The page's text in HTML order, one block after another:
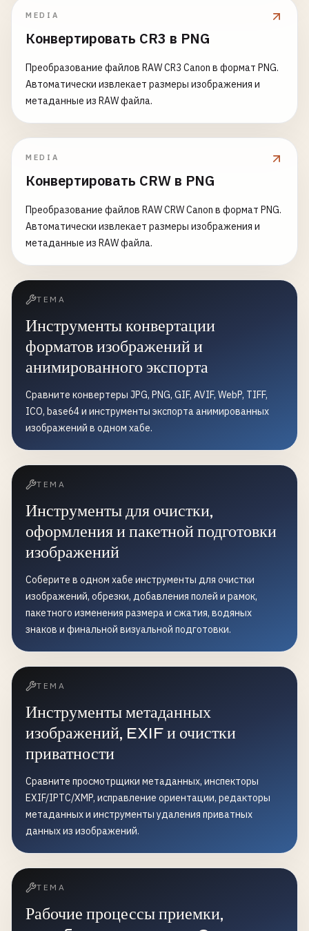
MEDIA
Конвертировать CR3 в PNG
Преобразование файлов RAW CR3 Canon в формат PNG.
Автоматически извлекает размеры изображения и
метаданные из RAW файла.
MEDIA
Конвертировать CRW в PNG
Преобразование файлов RAW CRW Canon в формат PNG.
Автоматически извлекает размеры изображения и
метаданные из RAW файла.
ТЕМА
Инструменты конвертации
форматов изображений и
анимированного экспорта
Сравните конвертеры JPG, PNG, GIF, AVIF, WebP, TIFF,
ICO, base64 и инструменты экспорта анимированных
изображений в одном хабе.
ТЕМА
Инструменты для очистки,
оформления и пакетной подготовки
изображений
Соберите в одном хабе инструменты для очистки
изображений, обрезки, добавления полей и рамок,
пакетного изменения размера и сжатия, водяных
знаков и финальной визуальной подготовки.
ТЕМА
Инструменты метаданных
изображений, EXIF и очистки
приватности
Сравните просмотрщики метаданных, инспекторы
EXIF/IPTC/XMP, исправление ориентации, редакторы
метаданных и инструменты удаления приватных
данных из изображений.
ТЕМА
Рабочие процессы приемки,